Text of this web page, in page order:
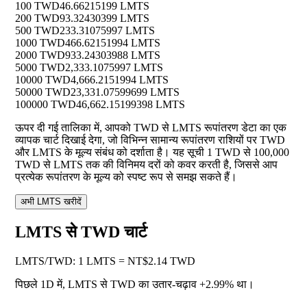
100 TWD46.66215199 LMTS
200 TWD93.32430399 LMTS
500 TWD233.31075997 LMTS
1000 TWD466.62151994 LMTS
2000 TWD933.24303988 LMTS
5000 TWD2,333.1075997 LMTS
10000 TWD4,666.2151994 LMTS
50000 TWD23,331.07599699 LMTS
100000 TWD46,662.15199398 LMTS
ऊपर दी गई तालिका में, आपको TWD से LMTS रूपांतरण डेटा का एक
व्यापक चार्ट दिखाई देगा, जो विभिन्न सामान्य रूपांतरण राशियों पर TWD
और LMTS के मूल्य संबंध को दर्शाता है। यह सूची 1 TWD से 100,000
TWD से LMTS तक की विनिमय दरों को कवर करती है, जिससे आप
प्रत्येक रूपांतरण के मूल्य को स्पष्ट रूप से समझ सकते हैं।
अभी LMTS खरीदें
LMTS से TWD चार्ट
LMTS/TWD: 1 LMTS = NT$2.14 TWD
पिछले 1D में, LMTS से TWD का उतार-चढ़ाव +2.99% था।